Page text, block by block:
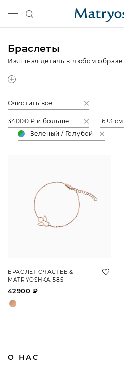
Браслеты
Изящная деталь в любом образе.
Очистить все
34000 ₽ и больше
16+3 см
Зеленый / Голубой
БРАСЛЕТ СЧАСТЬЕ &
MATRYOSHKA 585
42900 ₽
О НАС